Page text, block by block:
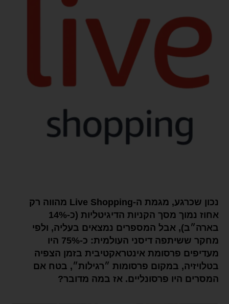
נכון שכרגע, מגמת ה-Live Shopping מהווה רק
אחוז נמוך מסך הקניות הדיגיטליות (כ-14%
בארה״ב), אבל המספרים נמצאים בעליה, ולפי
מחקר ששיתפה דיסני העולמית: כ-75% היו
מעדיפים פרסומת אינטראקטיבית בזמן הצפיה
בטלויזיה, במקום פרסומות ״רגילות״, בטח אם
המסרים היו פרסונליים. אז במה מדובר?